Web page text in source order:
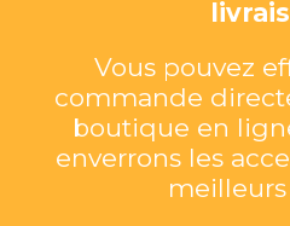
Vous pouvez
commande
boutique en
enverrons les